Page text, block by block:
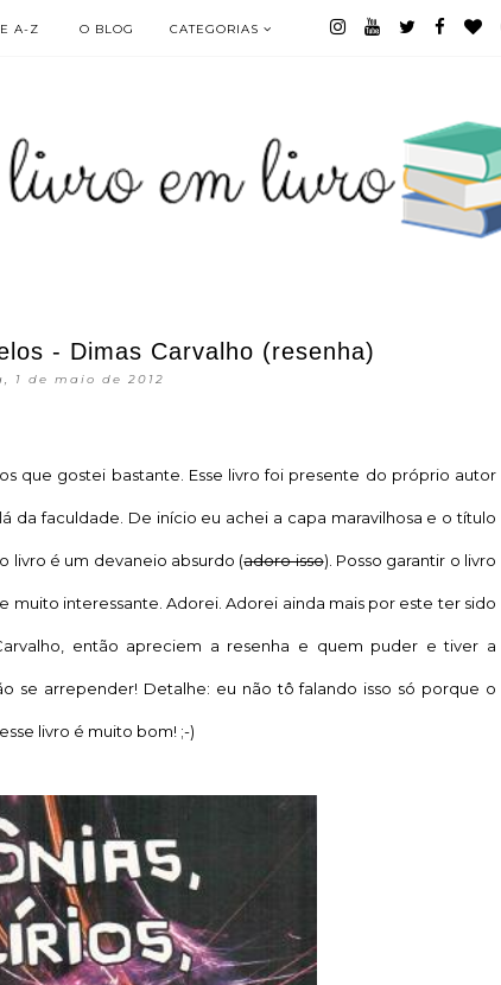
A-Z O BLOG CATEGORIAS
- Dimas Carvalho (resenha)
1 de maio de 2012
que gostei bastante. Esse livro foi presente do próprio autor
da faculdade. De início eu achei a capa maravilhosa e o título
livro é um devaneio absurdo (adoro isso). Posso garantir o livro
interessante. Adorei. Adorei ainda mais por este ter sido
então apreciem a resenha e quem puder e tiver a
se arrepender! Detalhe: eu não tô falando isso só porque o
livro é muito bom! ;-)